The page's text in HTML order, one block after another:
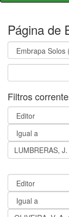
Página de
Filtros